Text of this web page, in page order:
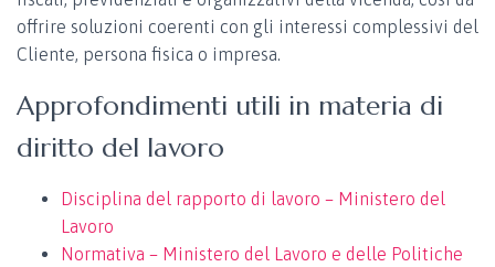
offrire soluzioni coerenti con gli interessi complessivi del
Cliente, persona fisica o impresa.
Approfondimenti utili in materia di
diritto del lavoro
Disciplina del rapporto di lavoro – Ministero del
Lavoro
Normativa – Ministero del Lavoro e delle Politiche